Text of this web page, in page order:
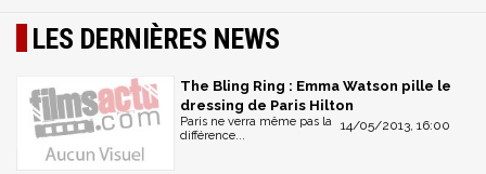
LES DERNIÈRES NEWS
The Bling Ring : Emma Watson pille le
dressing de Paris Hilton
14/05/2013, 16:00
Paris ne verra même pas la
différence...